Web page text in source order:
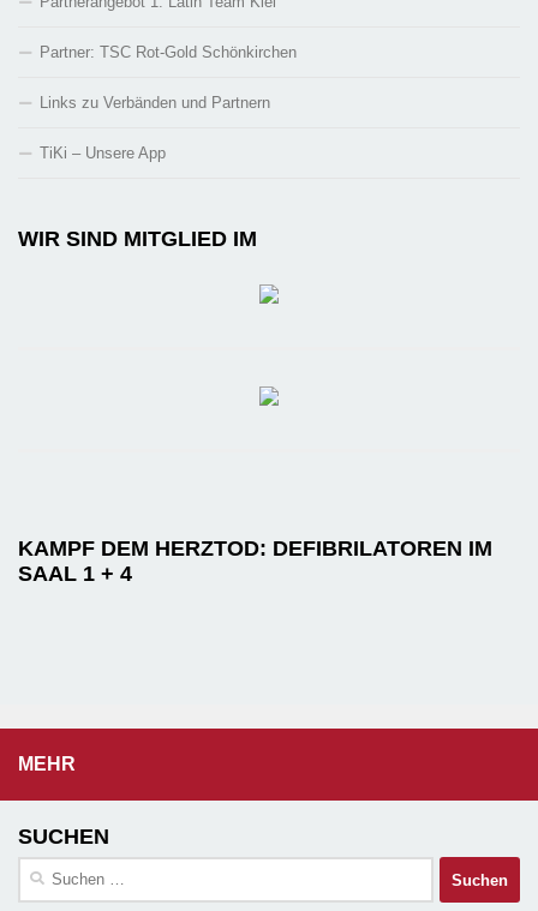
Partner: TSC Rot-Gold Schönkirchen
Links zu Verbänden und Partnern
TiKi – Unsere App
WIR SIND MITGLIED IM
KAMPF DEM HERZTOD: DEFIBRILATOREN IM
SAAL 1 + 4
MEHR
SUCHEN
Suchen